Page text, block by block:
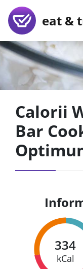
eat &
Calorii
Bar
334
kCal